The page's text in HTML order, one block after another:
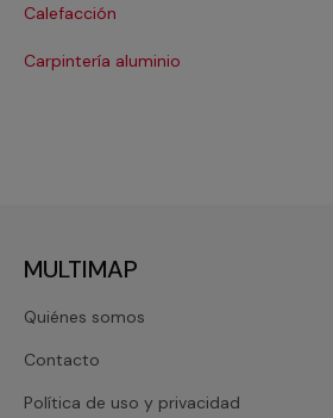
Calefacción
Carpintería aluminio
MULTIMAP
Quiénes somos
Contacto
Política de uso y privacidad